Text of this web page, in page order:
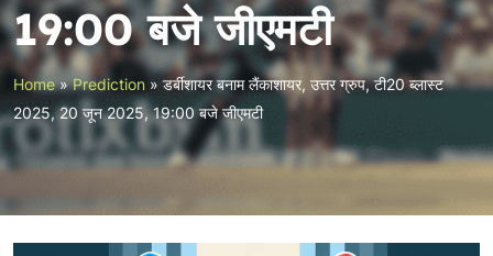
19:00 बजे जीएमटी
Home»Prediction »डर्बीशायर बनाम लैंकाशायर, उत्तर ग्रुप, टी20 ब्लास्ट
2025, 20 जून 2025, 19:00 बजे जीएमटी